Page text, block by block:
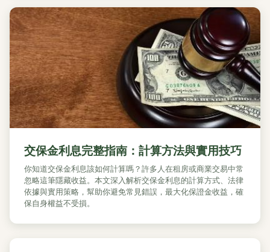
交保金利息完整指南：計算方法與實用技巧
你知道交保金利息該如何計算嗎？許多人在租房或商業交易中常
忽略這筆隱藏收益。本文深入解析交保金利息的計算方式、法律
依據與實用策略，幫助你避免常見錯誤，最大化保證金收益，確
保自身權益不受損。